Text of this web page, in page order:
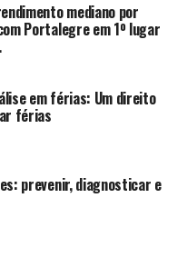
mediano por
Portalegre em 1º lugar
em férias: Um direito
férias
prevenir, diagnosticar e